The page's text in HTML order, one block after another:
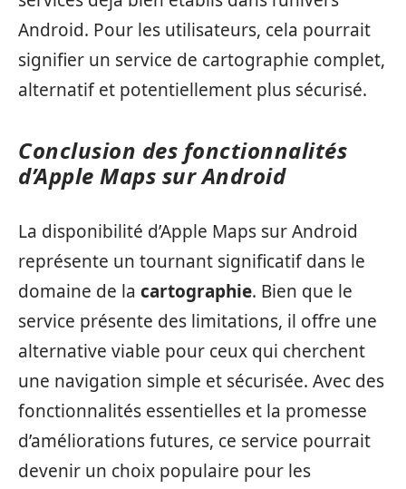
Android. Pour les utilisateurs, cela pourrait
signifier un service de cartographie complet,
alternatif et potentiellement plus sécurisé.
Conclusion des fonctionnalités
d’Apple Maps sur Android
La disponibilité d’Apple Maps sur Android
représente un tournant significatif dans le
domaine de la cartographie. Bien que le
service présente des limitations, il offre une
alternative viable pour ceux qui cherchent
une navigation simple et sécurisée. Avec des
fonctionnalités essentielles et la promesse
d’améliorations futures, ce service pourrait
devenir un choix populaire pour les